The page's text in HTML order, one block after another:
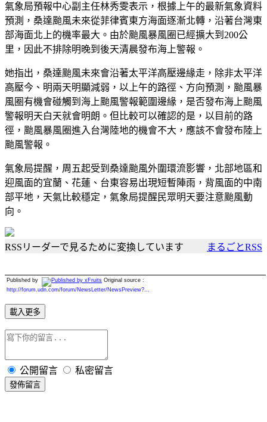
氣象局預報中心副主任林秀雯表示，根據上午的最新氣象資料
預測，桑達颱風未來從菲律賓東方海面逐漸北轉，沿著台灣東
部海面北上的機率最大。由於颱風暴風圈已經擴大到200公
里，因此不排除明晚到後天清晨發布海上警報。
她指出，桑達颱風未來會沿著太平洋高壓邊緣走，除非太平洋
高壓今、明兩天明顯減弱，以上午的路徑、方向預測，颱風暴
風圈有機會碰觸到海上颱風警報範圍邊緣，是否發布海上颱風
警報明天白天就會明朗。但比較可以確認的是，以目前的路
徑，颱風暴風圈進入台灣陸地的機會不大，應該不會發布陸上
颱風警報。
氣象局提醒，周五起受到桑達颱風外圍環流影響，北部地區和
迎風面的宜蘭、花蓮、台東容易出現短暫陣雨，背風面的中南
部平地，天氣比較穩定，氣象局提醒民眾明天要注意颱風動
向。
RSSリーダーで見るために変換しています まるごとRSS
Published by
Original source :
http://forum.udn.com/forum/NewsLetter/NewsPreview?...
載入更多
公開留言 私密留言
發佈留言